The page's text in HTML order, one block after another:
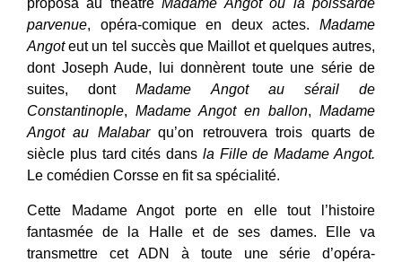
proposa au théâtreMadame Angot ou la poissarde
parvenue, opéra-comique en deux actes. Madame
Angoteut un tel succès que Maillot et quelques autres,
dont Joseph Aude, lui donnèrent toute une série de
suites, dontMadame Angot au sérail de
Constantinople, Madame Angot en ballon, Madame
Angot au Malabarqu’on retrouvera trois quarts de
siècle plus tard cités dans la Fille de Madame Angot.
Le comédien Corsse en fit sa spécialité.
Cette Madame Angot porte en elle tout l’histoire
fantasmée de la Halle et de ses dames. Elle va
transmettre cet ADN à toute une série d’opéra-